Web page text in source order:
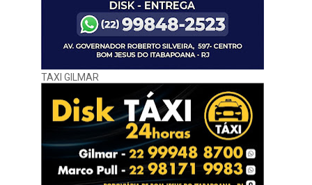
TAXI GILMAR